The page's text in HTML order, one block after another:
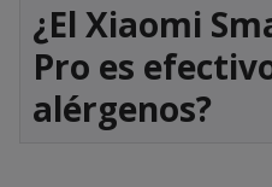
¿El Xiaomi
Pro es
alérgenos?